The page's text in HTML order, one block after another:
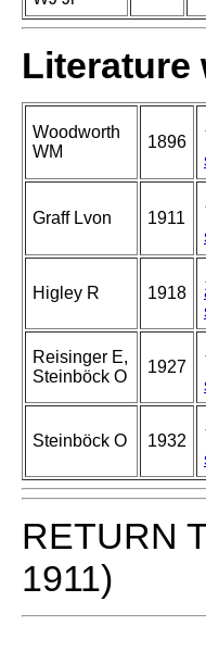
Literature
Woodworth
WM
1896
Graff Lvon
1911
Higley R 1918
Reisinger E,
Steinböck O
1927
Steinböck O
1932
RETURN
1911)